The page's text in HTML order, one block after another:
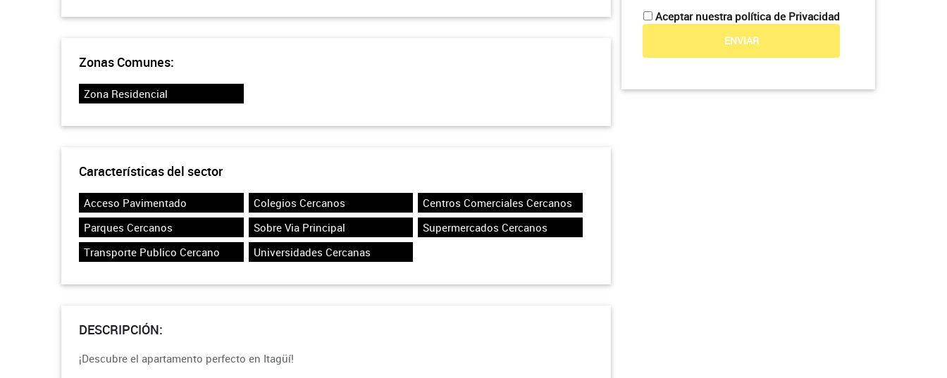
Zonas Comunes:
Zona Residencial
Características del sector
Acceso Pavimentado Colegios Cercanos
Centros Comerciales Cercanos
Parques Cercanos
Sobre Via Principal
Supermercados Cercanos
Transporte Publico Cercano
Universidades Cercanas
DESCRIPCIÓN:
¡Descubre el apartamento perfecto en Itagüí!
Aceptar nuestra política de Privacidad